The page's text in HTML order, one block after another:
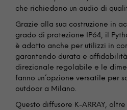
che richiedono un audio di
Grazie alla sua costruzione in
grado di protezione IP64, il
è adatto anche per utilizzi in
garantendo durata e
direzionale regolabile e le
fanno un’opzione versatile per
outdoor a Milano.
Questo diffusore K-ARRAY,